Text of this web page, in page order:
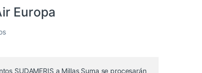
Europa
SUDAMERIS a Millas Suma se procesarán